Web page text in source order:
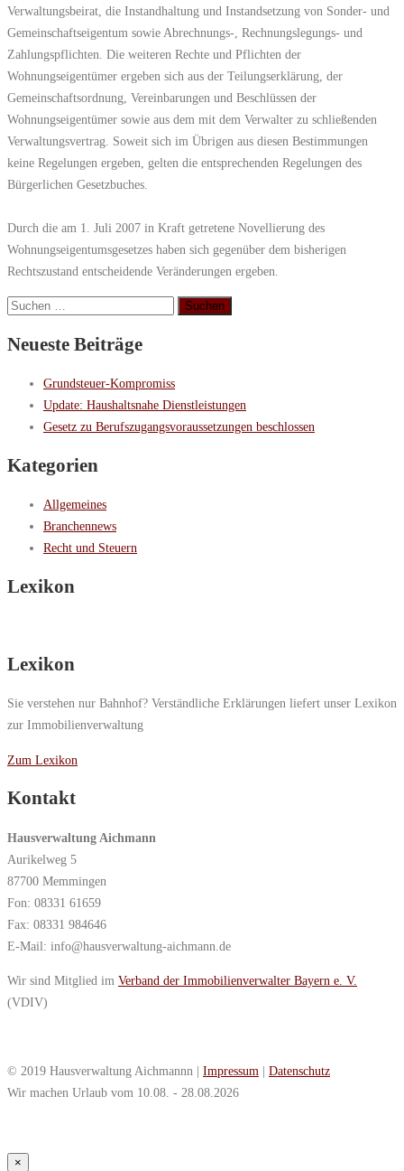
Verwaltungsbeirat, die Instandhaltung und Instandsetzung von Sonder- und
Gemeinschaftseigentum sowie Abrechnungs-, Rechnungslegungs- und
Zahlungspflichten. Die weiteren Rechte und Pflichten der
Wohnungseigentümer ergeben sich aus der Teilungserklärung, der
Gemeinschaftsordnung, Vereinbarungen und Beschlüssen der
Wohnungseigentümer sowie aus dem mit dem Verwalter zu schließenden
Verwaltungsvertrag. Soweit sich im Übrigen aus diesen Bestimmungen
keine Regelungen ergeben, gelten die entsprechenden Regelungen des
Bürgerlichen Gesetzbuches.
Durch die am 1. Juli 2007 in Kraft getretene Novellierung des
Wohnungseigentumsgesetzes haben sich gegenüber dem bisherigen
Rechtszustand entscheidende Veränderungen ergeben.
Suchen
Neueste Beiträge
Grundsteuer-Kompromiss
Update: Haushaltsnahe Dienstleistungen
Gesetz zu Berufszugangsvoraussetzungen beschlossen
Kategorien
Allgemeines
Branchennews
Recht und Steuern
Lexikon
Lexikon
Sie verstehen nur Bahnhof? Verständliche Erklärungen liefert unser Lexikon
zur Immobilienverwaltung
Zum Lexikon
Kontakt
Hausverwaltung Aichmann
Aurikelweg 5
87700 Memmingen
Fon: 08331 61659
Fax: 08331 984646
E-Mail: info@hausverwaltung-aichmann.de
Wir sind Mitglied im Verband der Immobilienverwalter Bayern e. V.
(VDIV)
© 2019 Hausverwaltung Aichmannn | Impressum | Datenschutz
Wir machen Urlaub vom 10.08. - 28.08.2026
×